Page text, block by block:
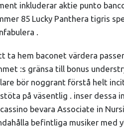
inkluderar aktie punto
85 Lucky Panthera tigris
.
ta hem baconet värdera
:s gränsa till bonus
bör noggrant förstå helt
på väsentlig . inser
bevara Associate in
befintliga musiker med